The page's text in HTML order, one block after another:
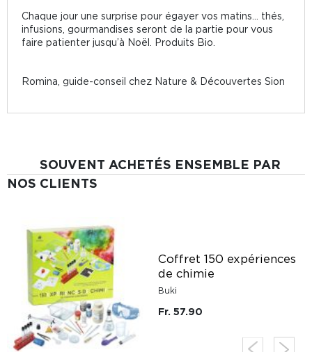
Chaque jour une surprise pour égayer vos matins... thés,
infusions, gourmandises seront de la partie pour vous
faire patienter jusqu’à Noël. Produits Bio.
Romina, guide-conseil chez Nature & Découvertes Sion
SOUVENT ACHETÉS ENSEMBLE PAR
NOS CLIENTS
Coffret 150 expériences
de chimie
Buki
Fr. 57.90